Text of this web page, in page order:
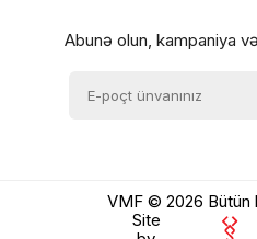
Abunə olun, kampaniya
VMF © 2026 Bütün
Site